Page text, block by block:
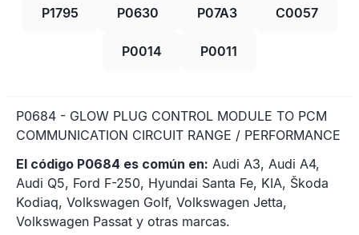
P1795 P0630 P07A3 C0057
P0014 P0011
P0684 - GLOW PLUG CONTROL MODULE TO PCM
COMMUNICATION CIRCUIT RANGE / PERFORMANCE
El código P0684 es común en: Audi A3, Audi A4,
Audi Q5, Ford F-250, Hyundai Santa Fe, KIA, Škoda
Kodiaq, Volkswagen Golf, Volkswagen Jetta,
Volkswagen Passat y otras marcas.